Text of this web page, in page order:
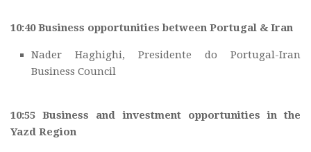
10:40 Business opportunities between Portugal & Iran
Nader Haghighi, Presidente do Portugal-Iran
Business Council
10:55 Business and investment opportunities in the
Yazd Region